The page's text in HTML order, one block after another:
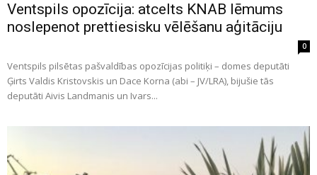
Ventspils opozīcija: atcelts KNAB lēmums
noslepenot prettiesisku vēlēšanu aģitāciju
0
Ventspils pilsētas pašvaldības opozīcijas politiķi – domes deputāti
Ģirts Valdis Kristovskis un Dace Korna (abi – JV/LRA), bijušie tās
deputāti Aivis Landmanis un Ivars...